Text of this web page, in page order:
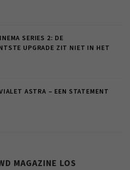
SERIES 2: DE
UPGRADE ZIT NIET IN HET
ASTRA – EEN STATEMENT
MAGAZINE LOS